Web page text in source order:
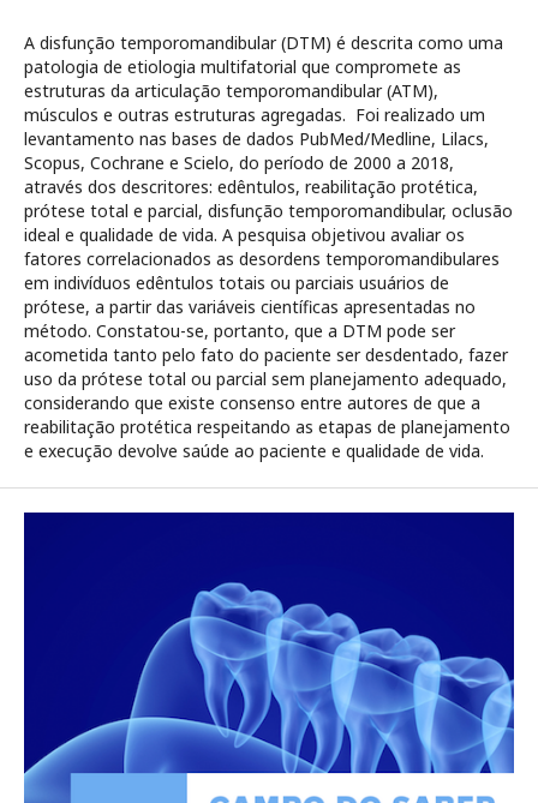
A disfunção temporomandibular (DTM) é descrita como uma
patologia de etiologia multifatorial que compromete as
estruturas da articulação temporomandibular (ATM),
músculos e outras estruturas agregadas. Foi realizado um
levantamento nas bases de dados PubMed/Medline, Lilacs,
Scopus, Cochrane e Scielo, do período de 2000 a 2018,
através dos descritores: edêntulos, reabilitação protética,
prótese total e parcial, disfunção temporomandibular, oclusão
ideal e qualidade de vida. A pesquisa objetivou avaliar os
fatores correlacionados as desordens temporomandibulares
em indivíduos edêntulos totais ou parciais usuários de
prótese, a partir das variáveis científicas apresentadas no
método. Constatou-se, portanto, que a DTM pode ser
acometida tanto pelo fato do paciente ser desdentado, fazer
uso da prótese total ou parcial sem planejamento adequado,
considerando que existe consenso entre autores de que a
reabilitação protética respeitando as etapas de planejamento
e execução devolve saúde ao paciente e qualidade de vida.